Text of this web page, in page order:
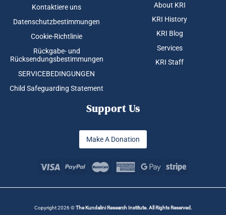
Kontaktiere uns
Datenschutzbestimmungen
Cookie-Richtlinie
Rückgabe- und
Rücksendungsbestimmungen
SERVICEBEDINGUNGEN
Child Safeguarding Statement
About KRI
KRI History
KRI Blog
Services
KRI Staff
Support Us
Make A Donation
Copyright 2026 ©The Kundalini Research Institute. All Rights Reserved.